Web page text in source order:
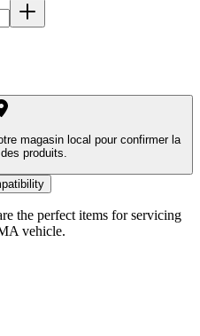
magasin local pour confirmer la
produits.
the perfect items for servicing
vehicle.